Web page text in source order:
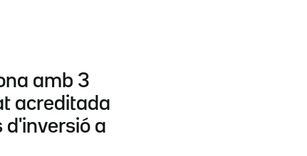
amb 3
acreditada
d'inversió a